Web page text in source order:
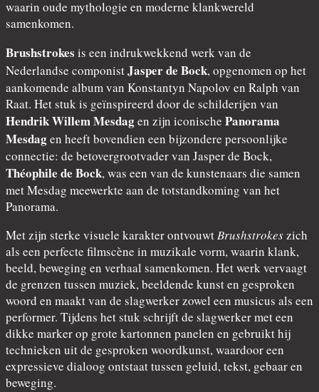
waarin oude mythologie en moderne klankwereld
samenkomen.
Brushstrokes is een indrukwekkend werk van de
Nederlandse componistJasper de Bock, opgenomen op het
aankomende album van Konstantyn Napolov en Ralph van
Raat. Het stuk is geïnspireerd door de schilderijen van
Hendrik Willem Mesdagen zijn iconische Panorama
Mesdagen heeft bovendien een bijzondere persoonlijke
connectie: de betovergrootvader van Jasper de Bock,
Théophile de Bock, was een van de kunstenaars die samen
met Mesdag meewerkte aan de totstandkoming van het
Panorama.
Met zijn sterke visuele karakter ontvouwtBrushstrokeszich
als een perfecte filmscène in muzikale vorm, waarin klank,
beeld, beweging en verhaal samenkomen. Het werk vervaagt
de grenzen tussen muziek, beeldende kunst en gesproken
woord en maakt van de slagwerker zowel een musicus als een
performer. Tijdens het stuk schrijft de slagwerker met een
dikke marker op grote kartonnen panelen en gebruikt hij
technieken uit de gesproken woordkunst, waardoor een
expressieve dialoog ontstaat tussen geluid, tekst, gebaar en
beweging.